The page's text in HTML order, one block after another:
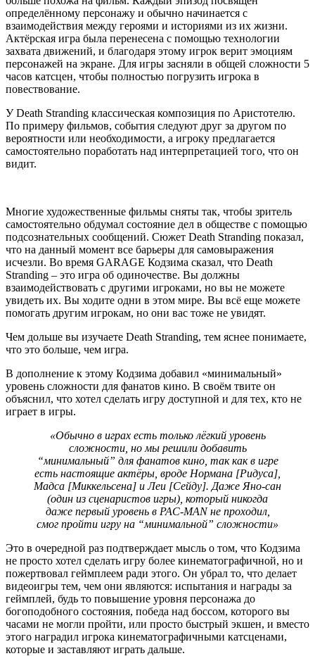
определённому персонажу и обычно начинается с
взаимодействия между героями и историями из их жизни.
Актёрская игра была перенесена с помощью технологии
захвата движений, и благодаря этому игрок верит эмоциям
персонажей на экране. Для игры засняли в общей сложности 5
часов катсцен, чтобы полностью погрузить игрока в
повествование.
У Death Stranding классическая композиция по Аристотелю.
По примеру фильмов, события следуют друг за другом по
вероятности или необходимости, а игроку предлагается
самостоятельно поработать над интерпретацией того, что он
видит.
Многие художественные фильмы сняты так, чтобы зритель
самостоятельно обдумал состояние дел в обществе с помощью
подсознательных сообщений. Сюжет Death Stranding показал,
что на данный момент все барьеры для самовыражения
исчезли. Во время GARAGE Кодзима сказал, что Death
Stranding – это игра об одиночестве. Вы должны
взаимодействовать с другими игроками, но вы не можете
увидеть их. Вы ходите одни в этом мире. Вы всё еще можете
помогать другим игрокам, но они вас тоже не увидят.
Чем дольше вы изучаете Death Stranding, тем яснее понимаете,
что это больше, чем игра.
В дополнение к этому Кодзима добавил «минимальный»
уровень сложности для фанатов кино. В своём твите он
объяснил, что хотел сделать игру доступной и для тех, кто не
играет в игры.
«Обычно в играх есть только лёгкий уровень
сложности, но мы решили добавить
“минимальный” для фанатов кино, так как в игре
есть настоящие актёры, вроде Нормана [Ридуса],
Мадса [Миккельсена] и Леи [Сейду]. Даже Яно-сан
(один из сценаристов игры), который никогда
даже первый уровень в PAC-MAN не проходил,
смог пройти игру на “минимальной” сложности»
Это в очередной раз подтверждает мысль о том, что Кодзима
не просто хотел сделать игру более кинематографичной, но и
пожертвовал геймплеем ради этого. Он убрал то, что делает
видеоигры тем, чем они являются: испытания и награды за
геймплей, будь то повышение уровня персонажа до
богоподобного состояния, победа над боссом, которого вы
часами не могли пройти, или просто быстрый экшен, и вместо
этого наградил игрока кинематографичными катсценами,
которые и заставляют играть дальше.